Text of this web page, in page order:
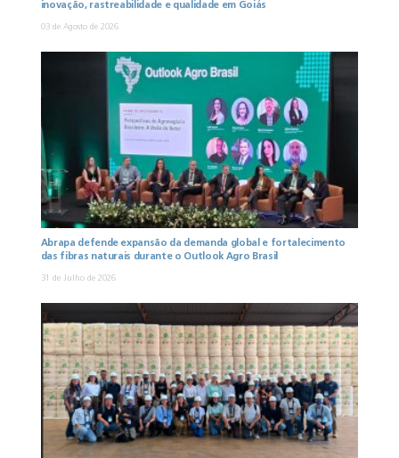
inovação, rastreabilidade e qualidade em Goiás
03 de Agosto de 2026
Abrapa defende expansão da demanda global e fortalecimento
das fibras naturais durante o Outlook Agro Brasil
31 de Julho de 2026